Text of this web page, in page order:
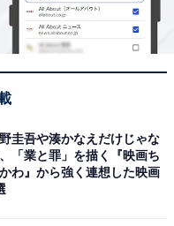
圭吾や湊かなえだけじゃな
「業と罪」を描く『映画ち
わ』から強く連想した映画